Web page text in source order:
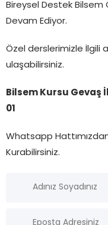
Bireysel Destek Bilsem
Devam Ediyor.
Özel derslerimizle İlgili
ulaşabilirsiniz.
Bilsem Kursu Gevaş
01
Whatsapp
Kurabilirsiniz.